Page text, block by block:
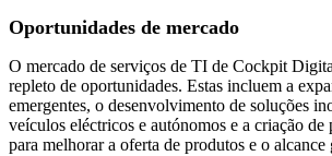
Oportunidades de mercado
O mercado de serviços de TI de Cockpit
repleto de oportunidades. Estas incluem a
emergentes, o desenvolvimento de soluções
veículos eléctricos e autónomos e a criação de
para melhorar a oferta de produtos e o alcance